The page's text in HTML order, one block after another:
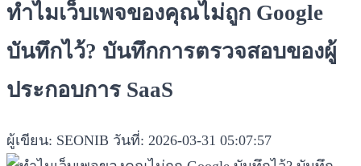
ทำไมเว็บเพจของคุณไม่ถูก Google
บันทึกไว้? บันทึกการตรวจสอบของผู้
ประกอบการ SaaS
ผู้เขียน: SEONIB วันที่: 2026-03-31 05:07:57